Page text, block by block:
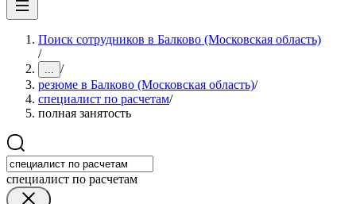
Поиск сотрудников в Балково (Московская область)
/
... /
резюме в Балково (Московская область)/
специалист по расчетам/
полная занятость
специалист по расчетам